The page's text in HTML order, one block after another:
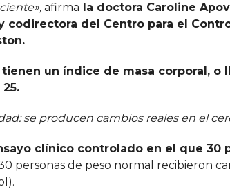
afirma la doctora Caroline
del Centro para el
un índice de masa corporal, o
se producen cambios reales en el
clínico controlado en el que 30
personas de peso normal recibieron